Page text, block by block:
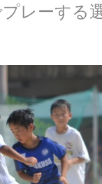
レーする